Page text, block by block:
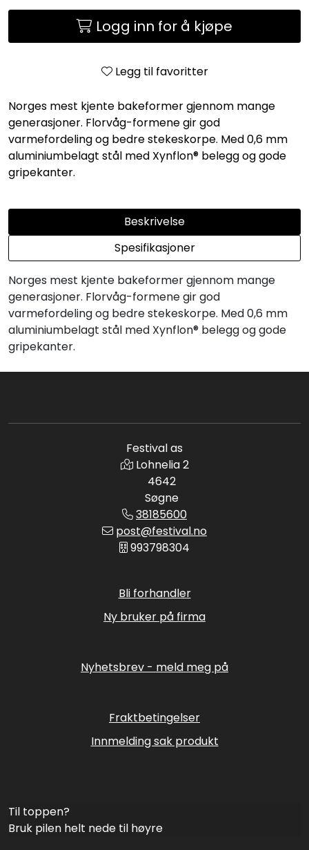
Logg inn for å kjøpe
Legg til favoritter
Norges mest kjente bakeformer gjennom mange
generasjoner. Florvåg-formene gir god
varmefordeling og bedre stekeskorpe. Med 0,6 mm
aluminiumbelagt stål med Xynflon® belegg og gode
gripekanter.
Beskrivelse
Spesifikasjoner
Norges mest kjente bakeformer gjennom mange
generasjoner. Florvåg-formene gir god
varmefordeling og bedre stekeskorpe. Med 0,6 mm
aluminiumbelagt stål med Xynflon® belegg og gode
gripekanter.
Festival as
Lohnelia 2
4642
Søgne
38185600
post@festival.no
993798304
Bli forhandler
Ny bruker på firma
Nyhetsbrev - meld meg på
Fraktbetingelser
Innmelding sak produkt
Til toppen?
Bruk pilen helt nede til høyre